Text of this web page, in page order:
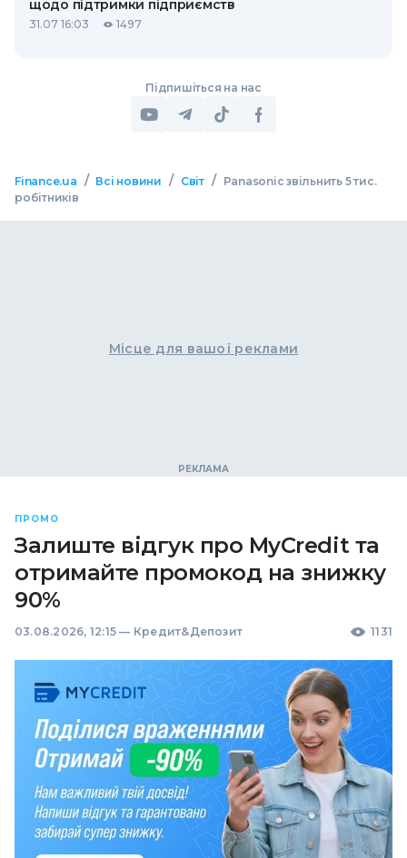
щодо підтримки підприємств
31.07 16:03 1497
Підпишіться на нас
Finance.ua / Всі новини / Світ /
Panasonic звільнить 5 тис.
робітників
Місце для вашої реклами
ПРОМО
Залиште відгук про MyCredit та
отримайте промокод на знижку
90%
03.08.2026, 12:15 — Кредит&Депозит 1131